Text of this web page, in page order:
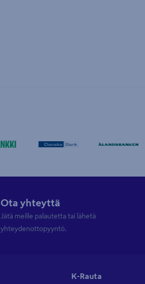
Ota yhteyttä
Jätä meille palautetta tai lähetä
yhteydenottopyyntö.
K-Rauta